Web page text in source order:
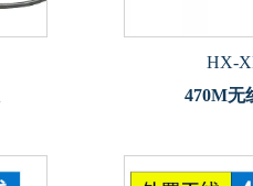
HX-
470M无